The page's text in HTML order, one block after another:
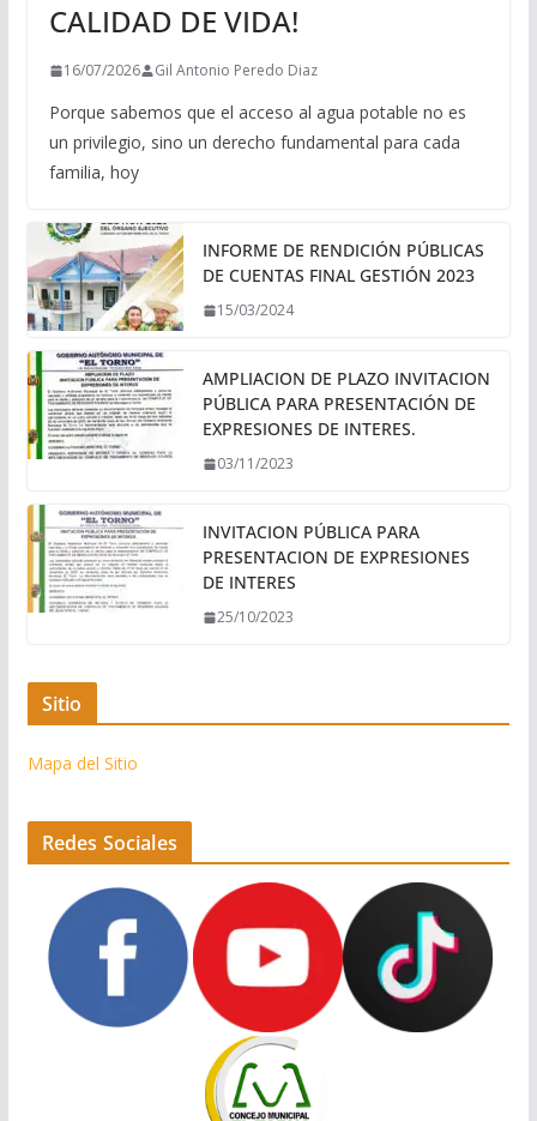
CALIDAD DE VIDA!
16/07/2026 Gil Antonio Peredo Diaz
Porque sabemos que el acceso al agua potable no es
un privilegio, sino un derecho fundamental para cada
familia, hoy
INFORME DE RENDICIÓN PÚBLICAS
DE CUENTAS FINAL GESTIÓN 2023
15/03/2024
AMPLIACION DE PLAZO INVITACION
PÚBLICA PARA PRESENTACIÓN DE
EXPRESIONES DE INTERES.
03/11/2023
INVITACION PÚBLICA PARA
PRESENTACION DE EXPRESIONES
DE INTERES
25/10/2023
Sitio
Mapa del Sitio
Redes Sociales